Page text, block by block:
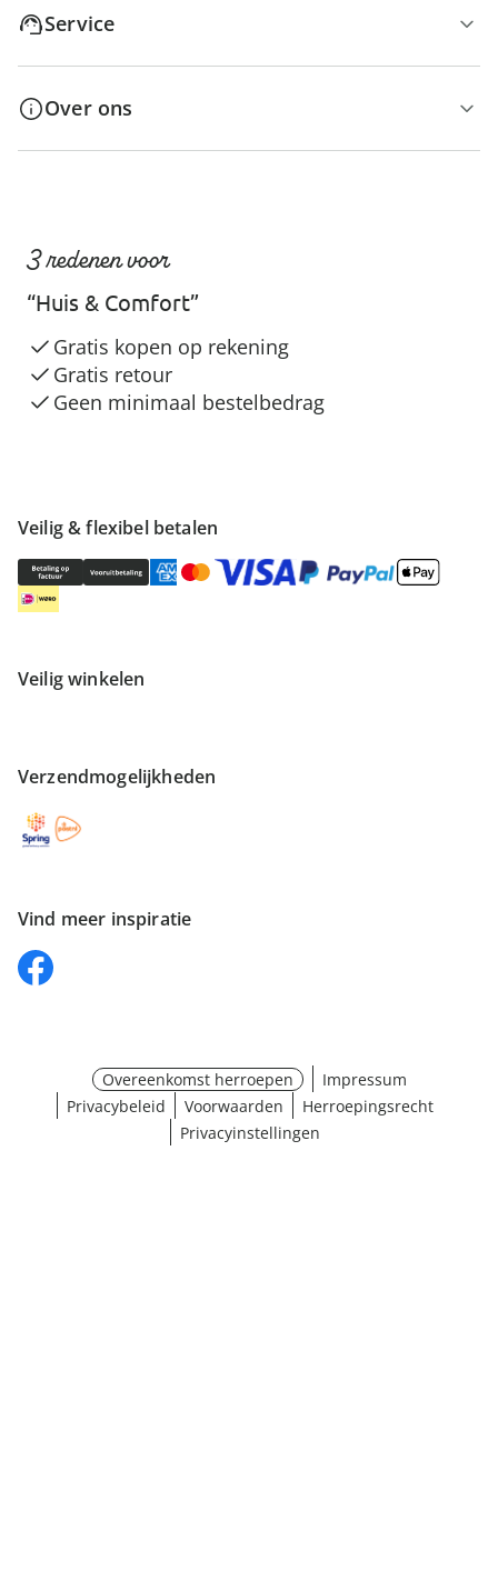
Service
Over ons
Veilig & flexibel betalen
Veilig winkelen
Verzendmogelijkheden
Vind meer inspiratie
3 redenen voor
“Huis & Comfort”
Gratis kopen op rekening
Gratis retour
Geen minimaal bestelbedrag
Overeenkomst herroepen
Impressum
Privacybeleid
Voorwaarden
Herroepingsrecht
Privacyinstellingen